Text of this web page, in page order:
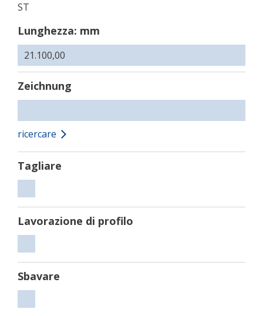
ST
Lunghezza: mm
Zeichnung
ricercare
Tagliare
Lavorazione di profilo
di
profilo
Sbavare